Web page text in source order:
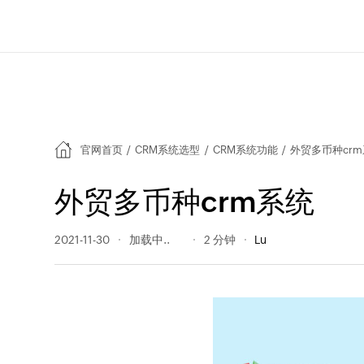
官网首页 / CRM系统选型 / CRM系统功能 / 外贸多币种
外贸多币种crm系统
2021-11-30 618 阅读量 2 分钟 Lu